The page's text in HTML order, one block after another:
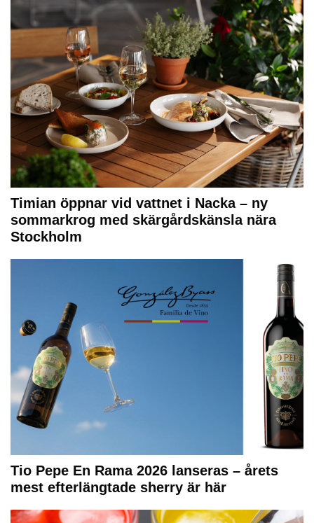
Timian öppnar vid vattnet i Nacka – ny
sommarkrog med skärgårdskänsla nära
Stockholm
Tio Pepe En Rama 2026 lanseras – årets
mest efterlängtade sherry är här